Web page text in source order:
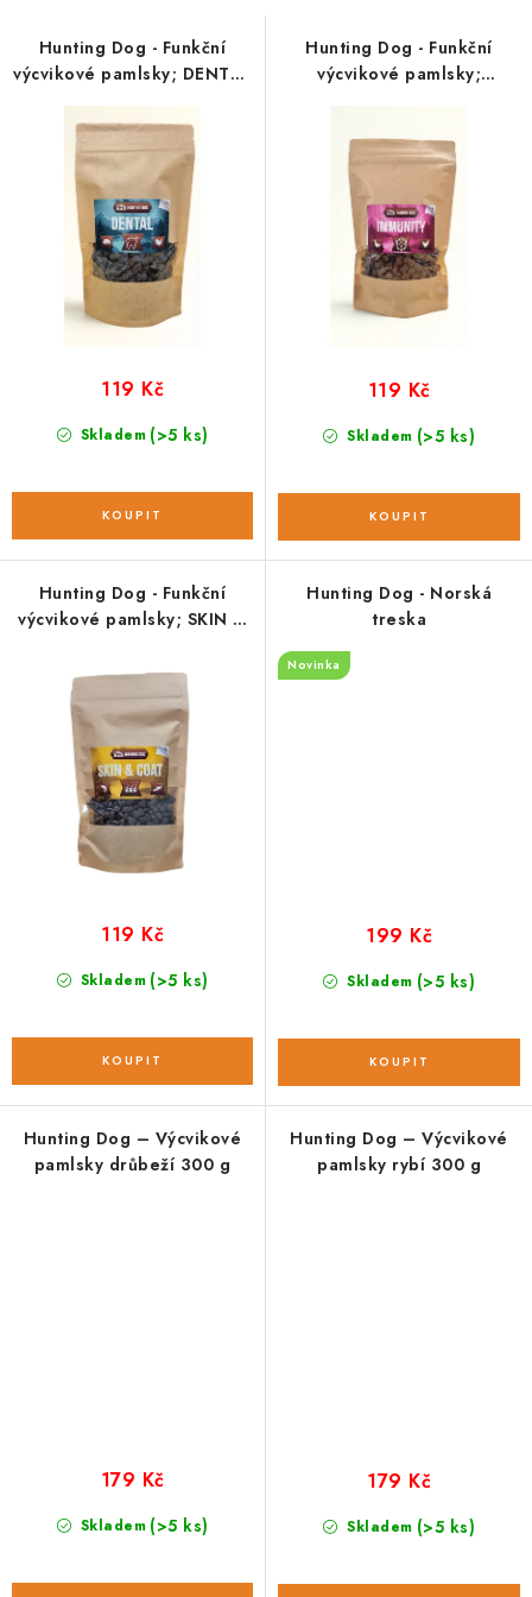
u
d
Hunting Dog - Funkční
výcvikové pamlsky; DENTAL
220 g
Skladem (>5 ks)
119 Kč
Hunting Dog - Funkční
výcvikové pamlsky;
Skladem (>5 ks)
119 Kč
Hunting Dog - Funkční
výcvikové pamlsky; SKIN &
Skladem (>5 ks)
119 Kč
Hunting Dog - Norská
treska
Novinka
Skladem (>5 ks)
199 Kč
Hunting Dog – Výcvikové
pamlsky drůbeží 300 g
Skladem (>5 ks)
179 Kč
Hunting Dog – Výcvikové
pamlsky rybí 300 g
Skladem (>5 ks)
179 Kč